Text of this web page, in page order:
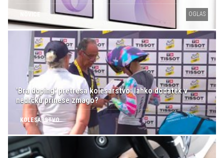
NOVICE OGLAS
'Bra doping' pretresa kolesarstvo: lahko dodatek v
nedrčku prinese zmago?
KOLESARSTVO